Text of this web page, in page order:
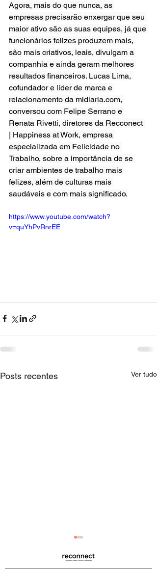
Agora, mais do que nunca, as
empresas precisarão enxergar que seu
maior ativo são as suas equipes, já que
funcionários felizes produzem mais,
são mais criativos, leais, divulgam a
companhia e ainda geram melhores
resultados financeiros. Lucas Lima,
cofundador e líder de marca e
relacionamento da midiaria.com,
conversou com Felipe Serrano e
Renata Rivetti, diretores da Recconect
| Happiness at Work, empresa
especializada em Felicidade no
Trabalho, sobre a importância de se
criar ambientes de trabalho mais
felizes, além de culturas mais
saudáveis e com mais significado.
https://www.youtube.com/watch?
v=quYhPvRnrEE
Posts recentes Ver tudo